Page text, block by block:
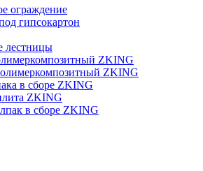
ограждение
гипсокартон
лестницы
ZKING
ZKING
в сборе ZKING
ZKING
в сборе ZKING